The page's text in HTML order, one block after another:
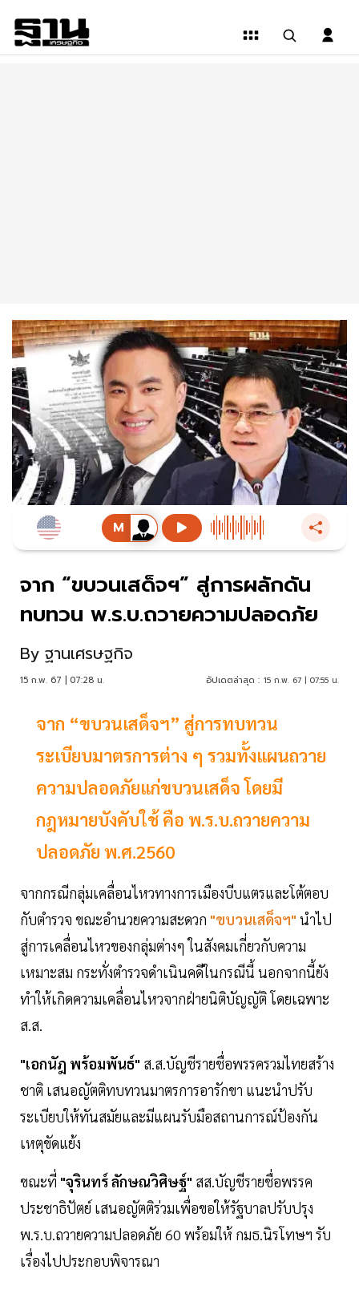
จาก “ขบวนเสด็จฯ” สู่การผลักดัน
ทบทวน พ.ร.บ.ถวายความปลอดภัย
By ฐานเศรษฐกิจ
15 ก.พ. 67 | 07:28 น. อัปเดตล่าสุด : 15 ก.พ. 67 | 07:55 น.
จาก “ขบวนเสด็จฯ” สู่การทบทวน
ระเบียบมาตรการต่าง ๆ รวมทั้งแผนถวาย
ความปลอดภัยแก่ขบวนเสด็จ โดยมี
กฎหมายบังคับใช้ คือ พ.ร.บ.ถวายความ
ปลอดภัย พ.ศ.2560
จากกรณีกลุ่มเคลื่อนไหวทางการเมืองบีบแตรและโต้ตอบ
กับตำรวจ ขณะอำนวยความสะดวก "ขบวนเสด็จฯ" นำไป
สู่การเคลื่อนไหวของกลุ่มต่างๆ ในสังคมเกี่ยวกับความ
เหมาะสม กระทั่งตำรวจดำเนินคดีในกรณีนี้ นอกจากนี้ยัง
ทำให้เกิดความเคลื่อนไหวจากฝ่ายนิติบัญญัติ โดยเฉพาะ
ส.ส.
"เอกนัฎ พร้อมพันธ์" ส.ส.บัญชีรายชื่อพรรครวมไทยสร้าง
ชาติ เสนอญัตติทบทวนมาตรการอารักขา แนะนำปรับ
ระเบียบให้ทันสมัยและมีแผนรับมือสถานการณ์ป้องกัน
เหตุขัดแย้ง
ขณะที่ "จุรินทร์ ลักษณวิศิษฐ์" สส.บัญชีรายชื่อพรรค
ประชาธิปัตย์ เสนอญัตติร่วมเพื่อขอให้รัฐบาลปรับปรุง
พ.ร.บ.ถวายความปลอดภัย 60 พร้อมให้ กมธ.นิรโทษฯ รับ
เรื่องไปประกอบพิจารณา